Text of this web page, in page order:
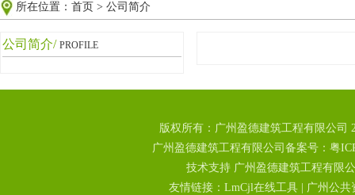
所在位置： 首页 > 公司简介
公司简介/ PROFILE
版权所有：广州盈德建筑工程有限公
广州盈德建筑工程有限公司备案号：粤
技术支持 广州盈德建筑工程有限
友情链接： LmCjl在线工具 广州公共